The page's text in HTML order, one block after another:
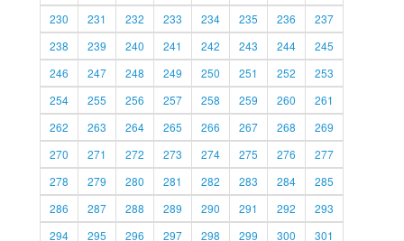
230
231 232 233 234 235 236
237
238
239 240 241 242 243 244
245
246
247 248 249 250 251 252
253
254
255 256 257 258 259 260
261
262
263 264 265 266 267 268
269
270
271 272 273 274 275 276
277
278
279 280 281 282 283 284
285
286
287 288 289 290 291 292
293
294
295 296 297 298 299 300
301